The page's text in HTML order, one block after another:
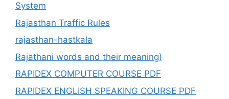
System
Rajasthan Traffic Rules
rajasthan-hastkala
Rajathani words and their meaning)
RAPIDEX COMPUTER COURSE PDF
RAPIDEX ENGLISH SPEAKING COURSE PDF